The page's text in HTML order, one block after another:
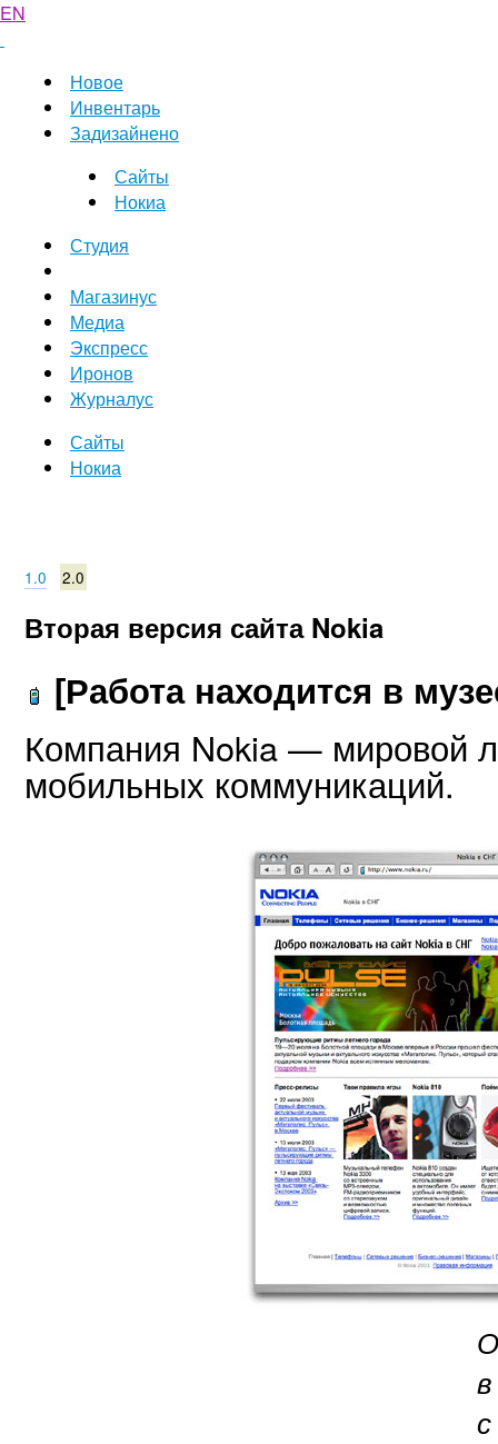
EN
Новое
Инвентарь
Задизайнено
Сайты
Нокиа
Студия
Магазинус
Медиа
Экспресс
Иронов
Журналус
Сайты
Нокиа
1.0 2.0
Вторая версия сайта Nokia
[Работа находится в
Компания Nokia — мировой
мобильных коммуникаций.